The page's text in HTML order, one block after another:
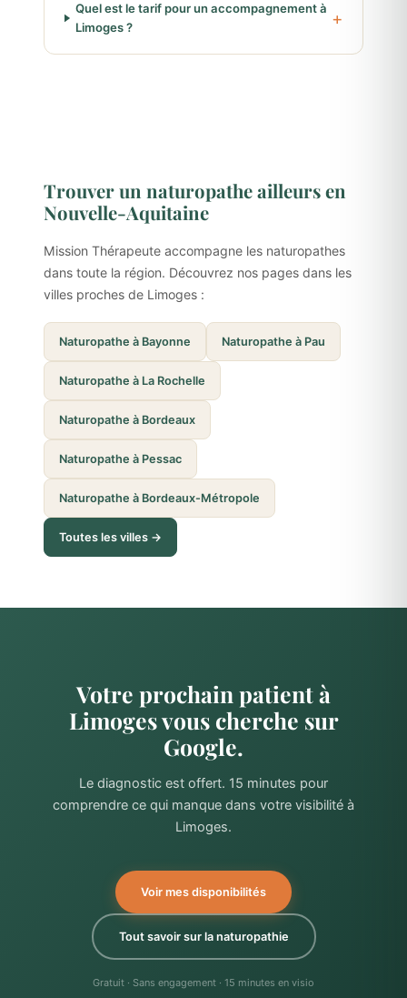
Quel est le tarif pour un accompagnement à
Limoges ?
Trouver un naturopathe ailleurs en
Nouvelle-Aquitaine
Mission Thérapeute accompagne les naturopathes
dans toute la région. Découvrez nos pages dans les
villes proches de Limoges :
Naturopathe à Bayonne Naturopathe à Pau
Naturopathe à La Rochelle
Naturopathe à Bordeaux
Naturopathe à Pessac
Naturopathe à Bordeaux-Métropole
Toutes les villes →
Votre prochain patient à
Limoges vous cherche sur
Google.
Le diagnostic est offert. 15 minutes pour
comprendre ce qui manque dans votre visibilité à
Limoges.
Voir mes disponibilités
Tout savoir sur la naturopathie
Gratuit · Sans engagement · 15 minutes en visio